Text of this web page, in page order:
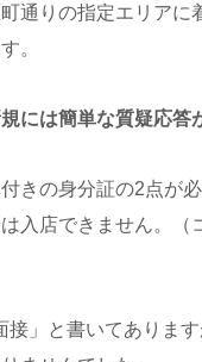
通りの指定エリアに
。
には簡単な質疑応答
きの身分証の2点が
入店できません。（
接」と書いてありま